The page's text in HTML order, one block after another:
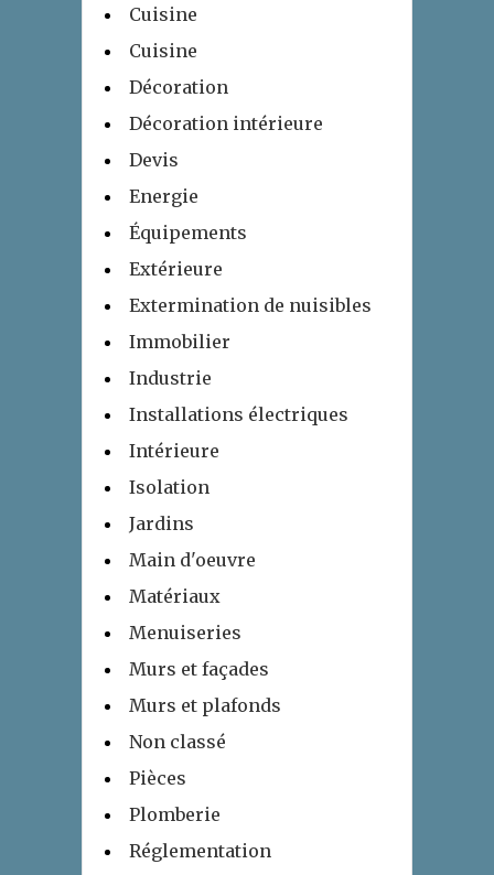
Cuisine
Cuisine
Décoration
Décoration intérieure
Devis
Energie
Équipements
Extérieure
Extermination de nuisibles
Immobilier
Industrie
Installations électriques
Intérieure
Isolation
Jardins
Main d'oeuvre
Matériaux
Menuiseries
Murs et façades
Murs et plafonds
Non classé
Pièces
Plomberie
Réglementation